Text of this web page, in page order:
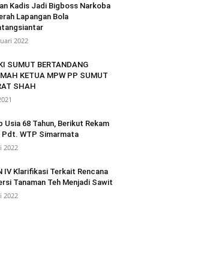
Kadis Jadi Bigboss Narkoba
Lapangan Bola
2022
SUMUT BERTANDANG
KETUA MPW PP SUMUT
SHAH
Usia 68 Tahun, Berikut Rekam
Pdt. WTP Simarmata
2022
IV Klarifikasi Terkait Rencana
Tanaman Teh Menjadi Sawit
2022